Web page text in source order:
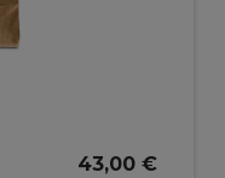
43,00 €